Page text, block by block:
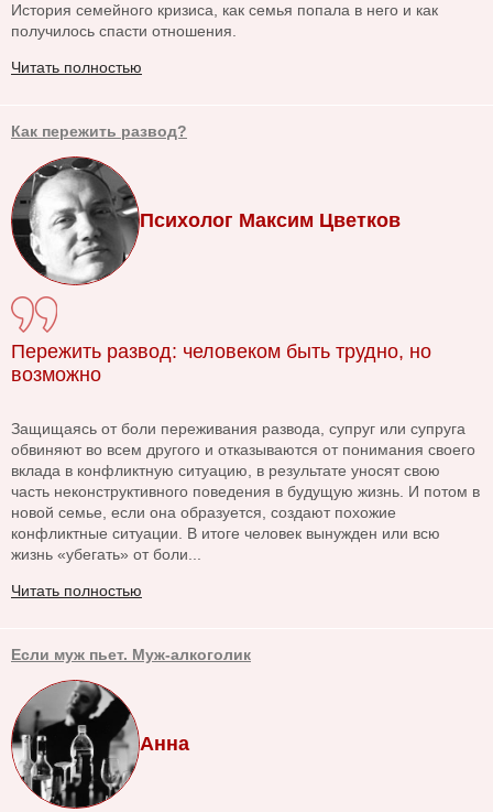
История семейного кризиса, как семья попала в него и как
получилось спасти отношения.
Читать полностью
Как пережить развод?
Психолог Максим Цветков
Пережить развод: человеком быть трудно, но
возможно
Защищаясь от боли переживания развода, супруг или супруга
обвиняют во всем другого и отказываются от понимания своего
вклада в конфликтную ситуацию, в результате уносят свою
часть неконструктивного поведения в будущую жизнь. И потом в
новой семье, если она образуется, создают похожие
конфликтные ситуации. В итоге человек вынужден или всю
жизнь «убегать» от боли...
Читать полностью
Если муж пьет. Муж-алкоголик
Анна